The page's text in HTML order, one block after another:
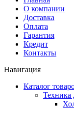
О компании
Доставка
Оплата
Гарантия
Кредит
Контакты
Навигация
Каталог
Техника